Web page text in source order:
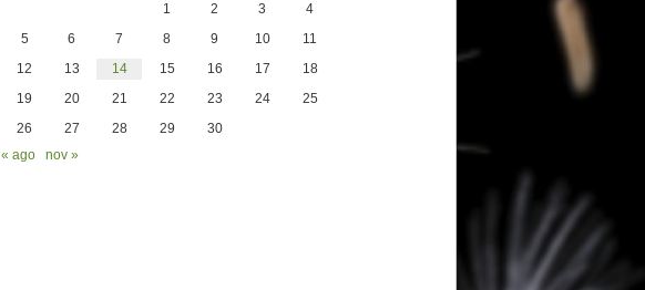
1
2 3
4
5
6 7 8 9 10
11
12
13 14 15 16 17
18
19
20 21 22 23 24
25
26
27 28 29
30
« ago
nov »